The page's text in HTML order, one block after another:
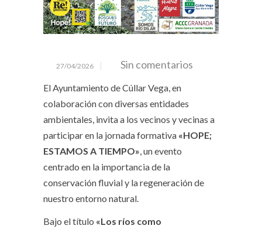
27/04/2026 Sin comentarios
El Ayuntamiento de Cúllar Vega, en
colaboración con diversas entidades
ambientales, invita a los vecinos y vecinas a
participar en la jornada formativa «HOPE;
ESTAMOS A TIEMPO», un evento
centrado en la importancia de la
conservación fluvial y la regeneración de
nuestro entorno natural.
Bajo el título «Los ríos como